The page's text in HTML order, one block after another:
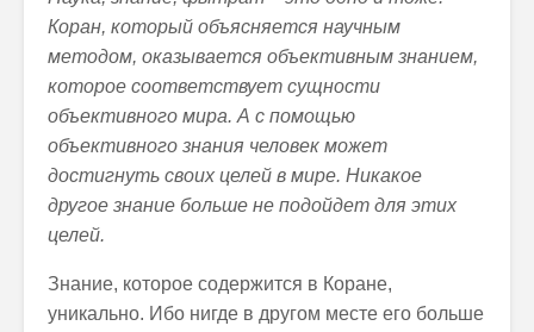
Коран, который объясняется научным
методом, оказывается объективным знанием,
которое соответствует сущности
объективного мира. А с помощью
объективного знания человек может
достигнуть своих целей в мире. Никакое
другое знание больше не подойдет для этих
целей.
Знание, которое содержится в Коране,
уникально. Ибо нигде в другом месте его больше